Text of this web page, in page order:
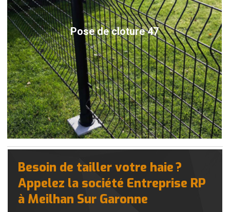
Pose de cloture 47
Besoin de tailler votre haie ?
Appelez la société Entreprise RP
à Meilhan Sur Garonne